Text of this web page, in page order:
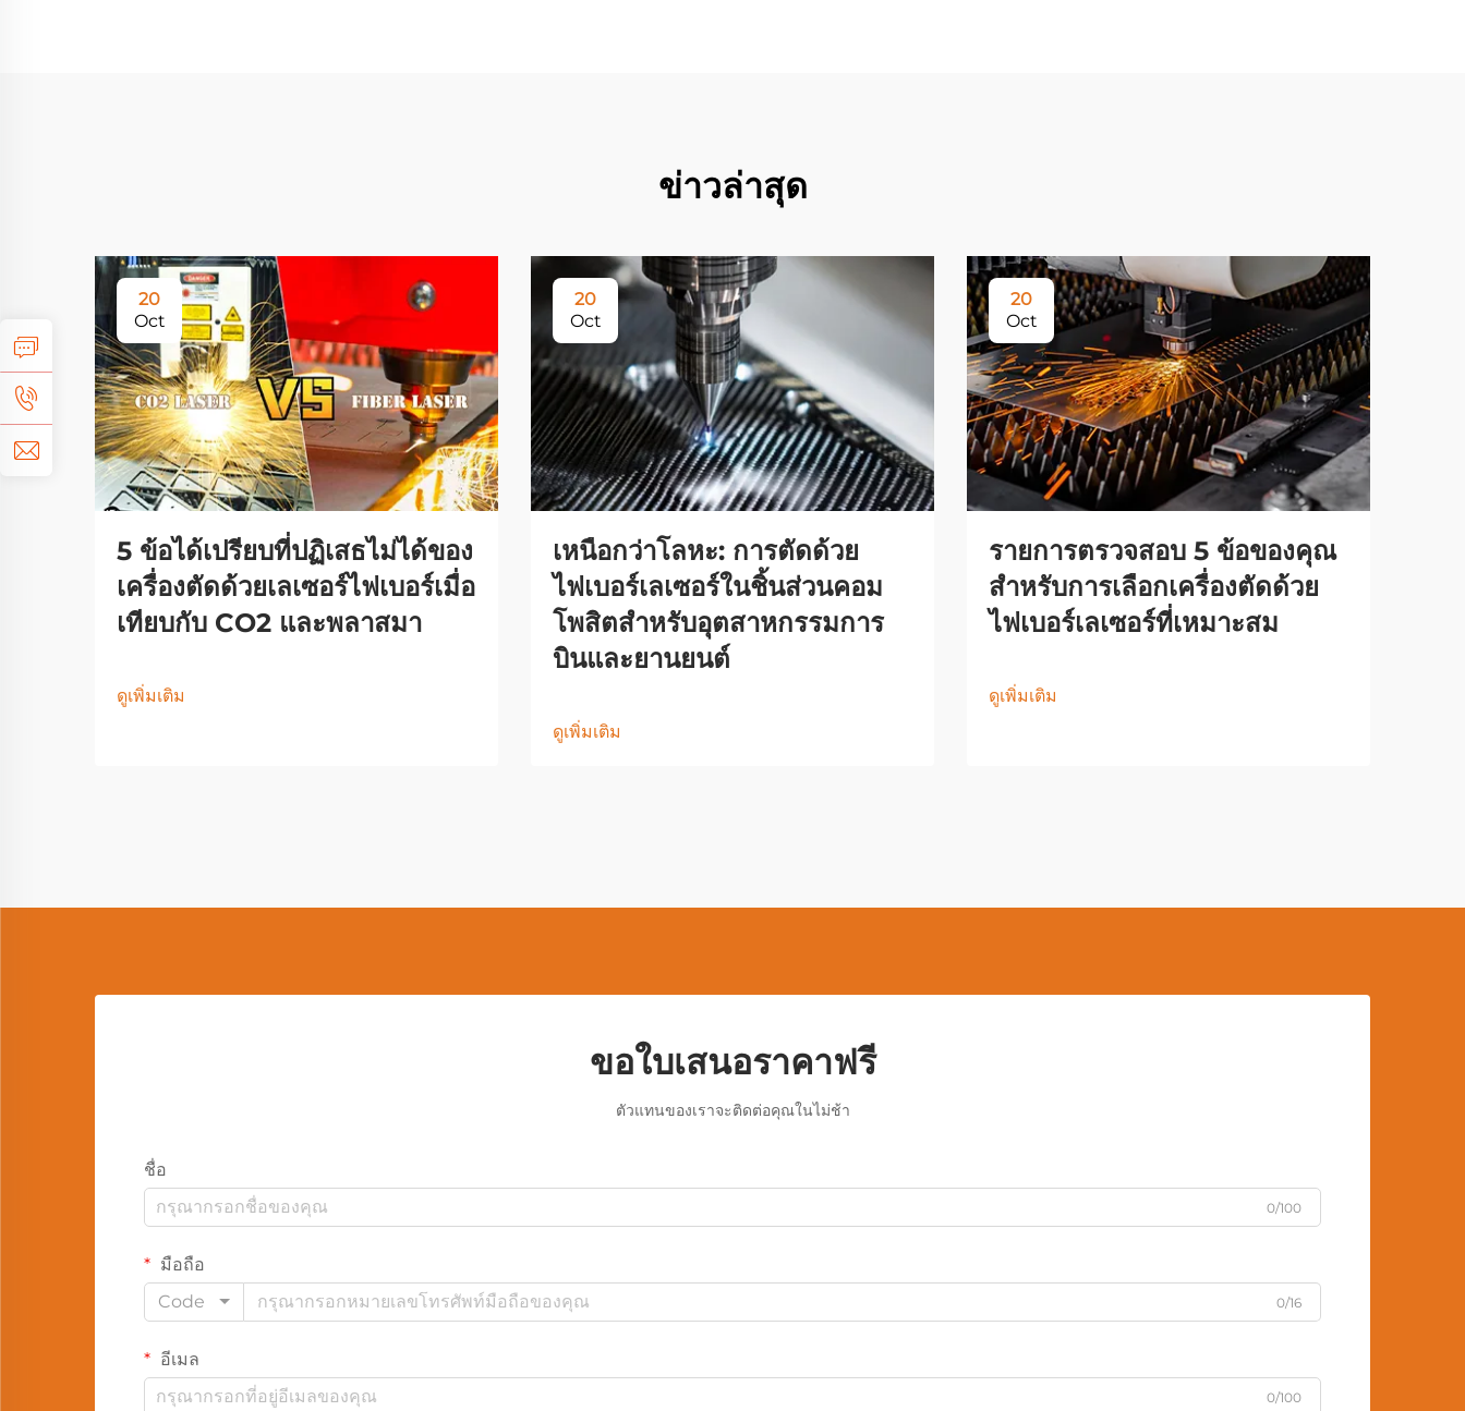
ข่าวล่าสุด
20
Oct
5 ข้อได้เปรียบที่ปฏิเสธไม่ได้ของ
เครื่องตัดด้วยเลเซอร์ไฟเบอร์เมื่อ
เทียบกับ CO2 และพลาสมา
ดูเพิ่มเติม
20
Oct
เหนือกว่าโลหะ: การตัดด้วย
ไฟเบอร์เลเซอร์ในชิ้นส่วนคอม
โพสิตสำหรับอุตสาหกรรมการ
บินและยานยนต์
ดูเพิ่มเติม
20
Oct
รายการตรวจสอบ 5 ข้อของคุณ
สำหรับการเลือกเครื่องตัดด้วย
ไฟเบอร์เลเซอร์ที่เหมาะสม
ดูเพิ่มเติม
ขอใบเสนอราคาฟรี
ตัวแทนของเราจะติดต่อคุณในไม่ช้า
ชื่อ
0/100
มือถือ
Code
0/16
อีเมล
0/100